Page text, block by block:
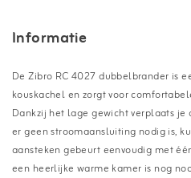
Informatie
De Zibro RC 4027 dubbelbrander is
kouskachel en zorgt voor
Dankzij het lage gewicht verplaats
er geen stroomaansluiting nodig is,
aansteken gebeurt eenvoudig met
een heerlijke warme kamer is nog